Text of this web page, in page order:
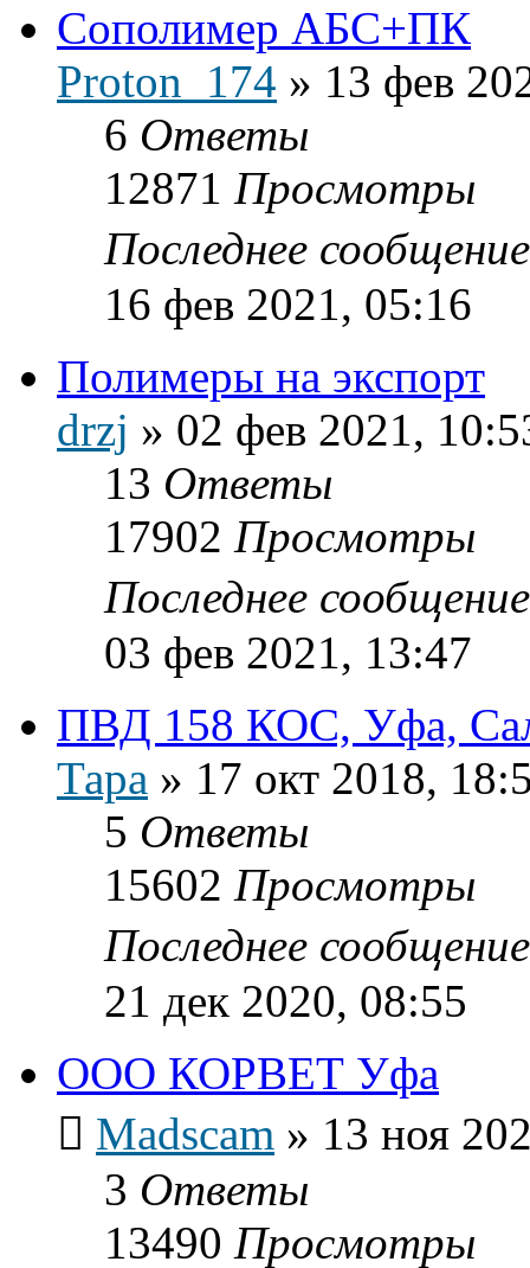
Сополимер АБС+ПК
Proton_174 » 13 фев
6 Ответы
12871 Просмотры
Последнее
16 фев 2021, 05:16
Полимеры на экспорт
drzj » 02 фев 2021,
13 Ответы
17902 Просмотры
Последнее
03 фев 2021, 13:47
ПВД 158 КОС, Уфа,
Тара » 17 окт 2018,
5 Ответы
15602 Просмотры
Последнее
21 дек 2020, 08:55
ООО КОРВЕТ Уфа
Madscam » 13 ноя
3 Ответы
13490 Просмотры